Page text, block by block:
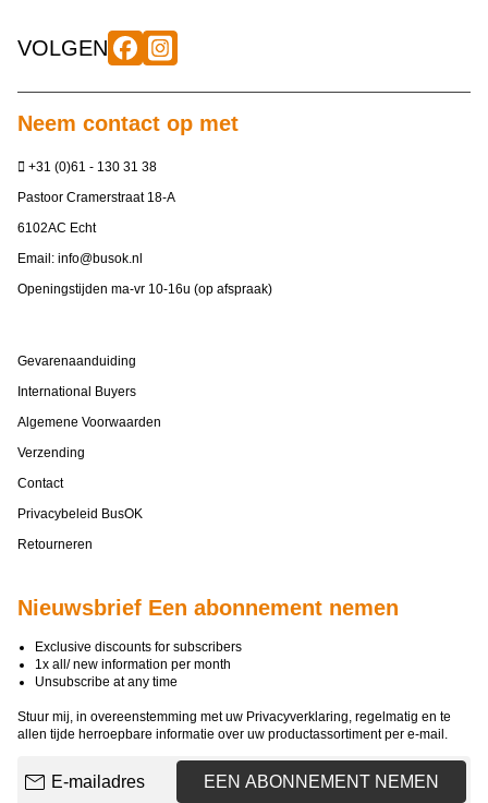
VOLGEN
Neem contact op met
+31 (0)61 - 130 31 38
Pastoor Cramerstraat 18-A
6102AC Echt
Email: info@busok.nl
Openingstijden ma-vr 10-16u (op afspraak)
Gevarenaanduiding
International Buyers
Algemene Voorwaarden
Verzending
Contact
Privacybeleid BusOK
Retourneren
Nieuwsbrief Een abonnement nemen
Exclusive discounts for subscribers
1x all/ new information per month
Unsubscribe at any time
Stuur mij, in overeenstemming met uw Privacyverklaring, regelmatig en te
allen tijde herroepbare informatie over uw productassortiment per e-mail.
EEN ABONNEMENT NEMEN